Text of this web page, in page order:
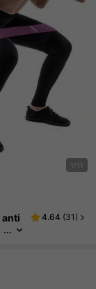
1/11
anti
4.64 (31 )